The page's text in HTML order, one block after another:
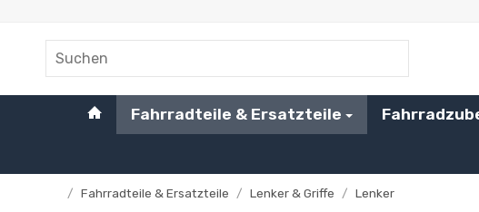
#custom.linkHome#
Fahrradteile & Ersatzteile
/ Fahrradteile & Ersatzteile / Lenker & Griffe / Lenker